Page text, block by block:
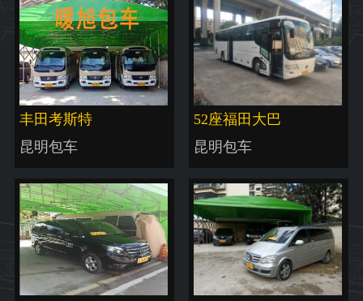
丰田考斯特
昆明包车
52座福田大巴
昆明包车